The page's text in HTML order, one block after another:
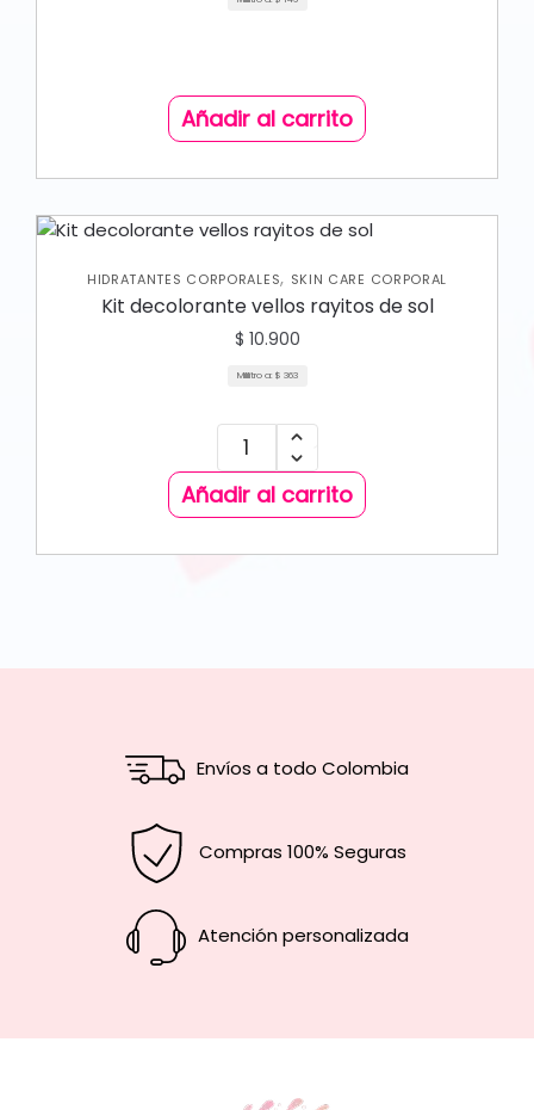
Añadir al carrito
HIDRATANTES CORPORALES, SKIN CARE CORPORAL
Kit decolorante vellos rayitos de sol
$ 10.900
Mililitro a: $ 363
Añadir al carrito
Envíos a todo Colombia
Compras 100% Seguras
Atención personalizada